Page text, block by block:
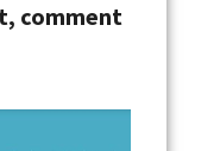
comment